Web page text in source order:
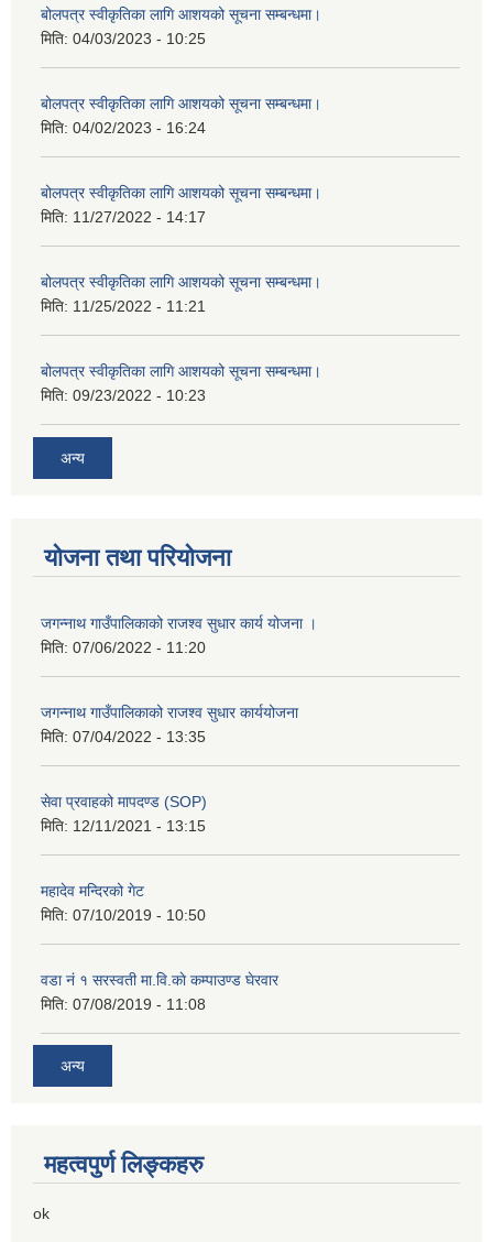
बोलपत्र स्वीकृतिका लागि आशयको सूचना सम्बन्धमा।
मिति: 04/03/2023 - 10:25
बोलपत्र स्वीकृतिका लागि आशयको सूचना सम्बन्धमा।
मिति: 04/02/2023 - 16:24
बोलपत्र स्वीकृतिका लागि आशयको सूचना सम्बन्धमा।
मिति: 11/27/2022 - 14:17
बोलपत्र स्वीकृतिका लागि आशयको सूचना सम्बन्धमा।
मिति: 11/25/2022 - 11:21
बोलपत्र स्वीकृतिका लागि आशयको सूचना सम्बन्धमा।
मिति: 09/23/2022 - 10:23
अन्य
योजना तथा परियोजना
जगन्नाथ गाउँपालिकाको राजश्व सुधार कार्य योजना ।
मिति: 07/06/2022 - 11:20
जगन्नाथ गाउँपालिकाको राजश्व सुधार कार्ययोजना
मिति: 07/04/2022 - 13:35
सेवा प्रवाहको मापदण्ड (SOP)
मिति: 12/11/2021 - 13:15
महादेव मन्दिरको गेट
मिति: 07/10/2019 - 10:50
वडा नं १ सरस्वती मा.वि.काे कम्पाउण्ड घेरवार
मिति: 07/08/2019 - 11:08
अन्य
महत्वपुर्ण लिङ्कहरु
ok